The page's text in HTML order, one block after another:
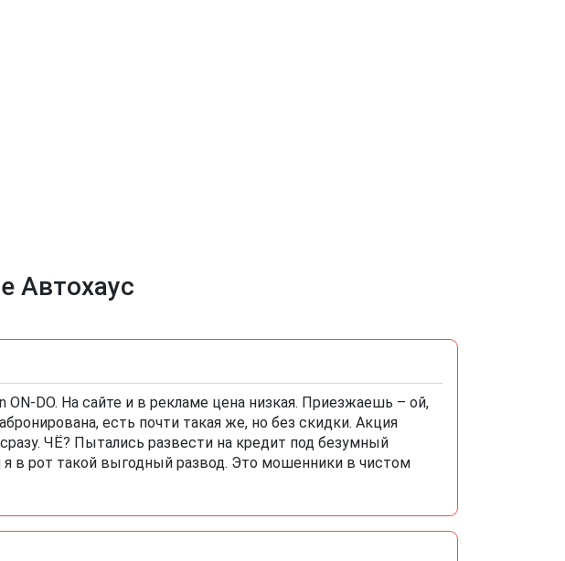
Автохаус
ON-DO. На сайте и в рекламе цена низкая. Приезжаешь – ой,
есть почти такая же, но без скидки. Акция
ЧЁ? Пытались развести на кредит под безумный
я в рот такой выгодный развод. Это мошенники в чистом